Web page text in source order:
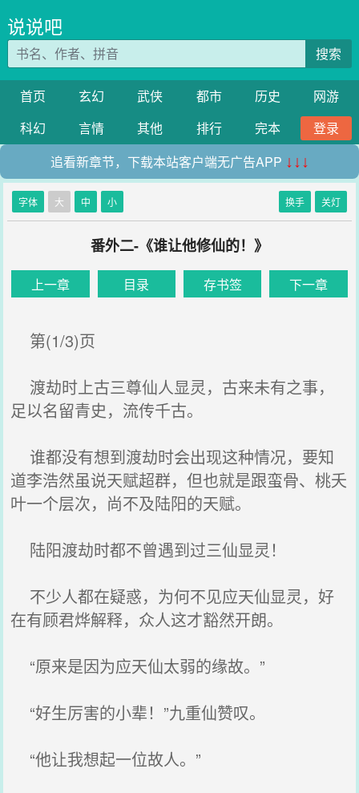
说说吧
搜索
首页 玄幻 武侠 都市 历史
网游
科幻
言情 其他 排行 完本
登录
追看新章节，下载本站客户端无广告APP ↓↓↓
字体 大 中 小 换手 关灯
番外二-《谁让他修仙的！》
上一章 目录 存书签 下一章
第(1/3)页
渡劫时上古三尊仙人显灵，古来未有之事，
足以名留青史，流传千古。
谁都没有想到渡劫时会出现这种情况，要知
道李浩然虽说天赋超群，但也就是跟蛮骨、桃夭
叶一个层次，尚不及陆阳的天赋。
陆阳渡劫时都不曾遇到过三仙显灵！
不少人都在疑惑，为何不见应天仙显灵，好
在有顾君烨解释，众人这才豁然开朗。
“原来是因为应天仙太弱的缘故。”
“好生厉害的小辈！”九重仙赞叹。
“他让我想起一位故人。”